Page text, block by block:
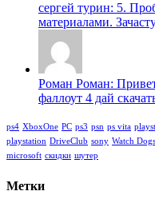
сергей турин: 5.
материалами.
Роман Роман:
фаллоут 4 дай
ps4 XboxOne PC ps3 psn ps vita
playstation DriveClub sony Watch Dogs
microsoft скидки шутер
Метки